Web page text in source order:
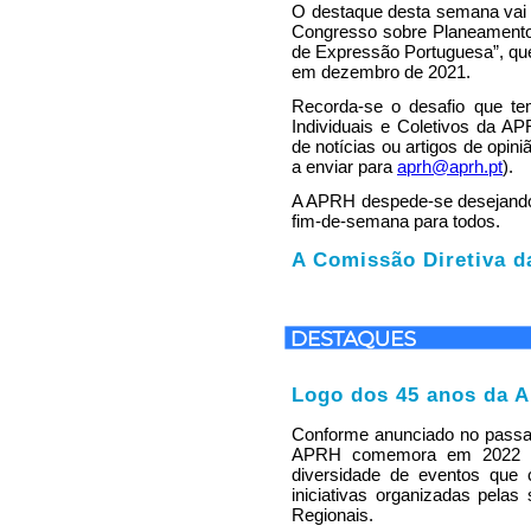
O destaque desta semana
Congresso sobre
de Expressão Portuguesa”,
em dezembro de 2021.
Recorda-se o desafio que
Individuais e Coletivos da
de notícias ou artigos de
a enviar para aprh@aprh.pt).
A APRH despede-se
fim-de-semana para todos.
A Comissão Diretiva
Logo dos 45 anos da
Conforme anunciado no
APRH comemora em 2022
diversidade de eventos
iniciativas organizadas
Regionais.